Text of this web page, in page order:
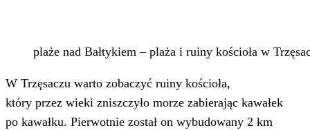
plaże nad Bałtykiem – plaża i ruiny kościoła w
W Trzęsaczu warto zobaczyć ruiny kościoła,
który przez wieki zniszczyło morze zabierając kawałek
po kawałku. Pierwotnie został on wybudowany 2 km